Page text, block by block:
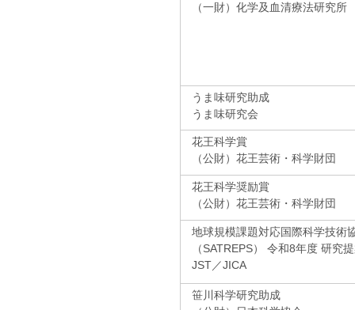
（一財）化学及血清療法研究所
うま味研究助成
うま味研究会
花王科学賞
（公財）花王芸術・科学財団
花王科学奨励賞
（公財）花王芸術・科学財団
地球規模課題対応国際科学技術
（SATREPS） 令和8年度 研究
JST／JICA
笹川科学研究助成